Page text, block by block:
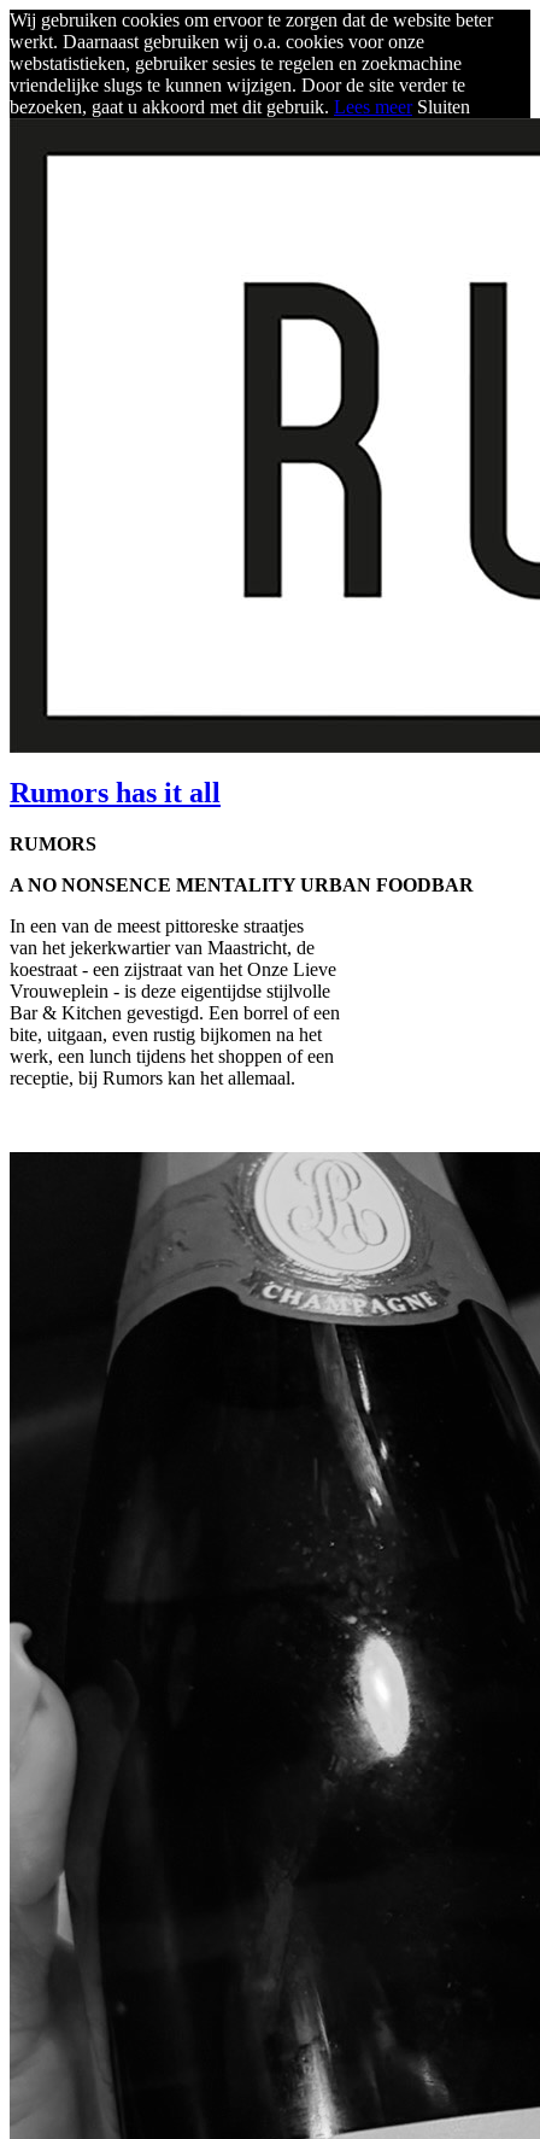
Wij gebruiken cookies om ervoor te zorgen dat de website beter
werkt. Daarnaast gebruiken wij o.a. cookies voor onze
webstatistieken, gebruiker sesies te regelen en zoekmachine
vriendelijke slugs te kunnen wijzigen. Door de site verder te
bezoeken, gaat u akkoord met dit gebruik. Lees meer Sluiten
Rumors has it all
RUMORS
A NO NONSENCE MENTALITY URBAN FOODBAR
In een van de meest pittoreske straatjes
van het jekerkwartier van Maastricht, de
koestraat - een zijstraat van het Onze Lieve
Vrouweplein - is deze eigentijdse stijlvolle
Bar & Kitchen gevestigd. Een borrel of een
bite, uitgaan, even rustig bijkomen na het
werk, een lunch tijdens het shoppen of een
receptie, bij Rumors kan het allemaal.